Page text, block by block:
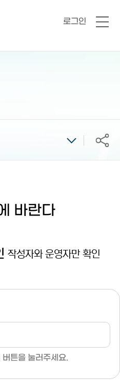
로그인
전
공유
바란다
작성자와 운영자만 확인
튼을 눌러주세요.